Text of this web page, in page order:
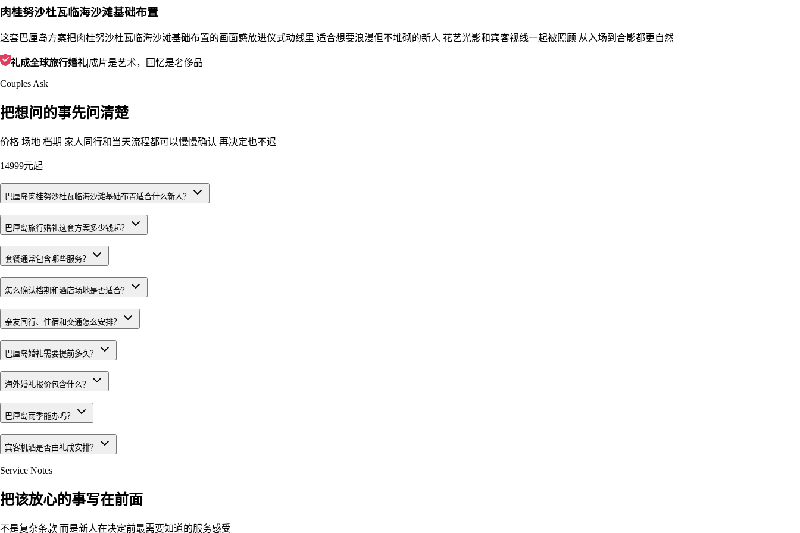
肉桂努沙杜瓦临海沙滩基础布置
这套巴厘岛方案把肉桂努沙杜瓦临海沙滩基础布置的画面感放进仪式动线里 适合想要浪漫但不堆砌的新人 花艺光影和宾客视线一起被照顾 从入场到合影都更自然
礼成全球旅行婚礼|成片是艺术，回忆是奢侈品
Couples Ask
把想问的事先问清楚
价格 场地 档期 家人同行和当天流程都可以慢慢确认 再决定也不迟
14999元起
巴厘岛肉桂努沙杜瓦临海沙滩基础布置适合什么新人？
巴厘岛旅行婚礼这套方案多少钱起？
套餐通常包含哪些服务？
怎么确认档期和酒店场地是否适合？
亲友同行、住宿和交通怎么安排？
巴厘岛婚礼需要提前多久？
海外婚礼报价包含什么？
巴厘岛雨季能办吗？
宾客机酒是否由礼成安排？
Service Notes
把该放心的事写在前面
不是复杂条款 而是新人在决定前最需要知道的服务感受